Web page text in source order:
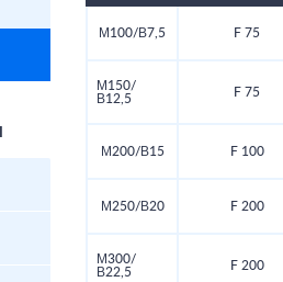
М100/В7,5 F 75
М150/
В12,5
F 75
М200/В15 F 100
М250/В20 F 200
М300/
В22,5
F 200